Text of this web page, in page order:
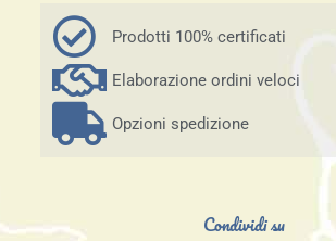
Prodotti 100% certificati
Elaborazione ordini veloci
Opzioni spedizione
Condividi su